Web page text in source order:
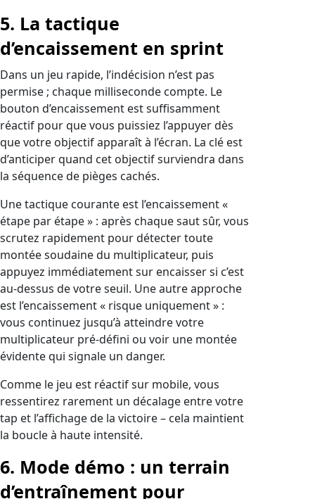
5. La tactique
d’encaissement en sprint
Dans un jeu rapide, l’indécision n’est pas
permise ; chaque milliseconde compte. Le
bouton d’encaissement est suffisamment
réactif pour que vous puissiez l’appuyer dès
que votre objectif apparaît à l’écran. La clé est
d’anticiper quand cet objectif surviendra dans
la séquence de pièges cachés.
Une tactique courante est l’encaissement «
étape par étape » : après chaque saut sûr, vous
scrutez rapidement pour détecter toute
montée soudaine du multiplicateur, puis
appuyez immédiatement sur encaisser si c’est
au‑dessus de votre seuil. Une autre approche
est l’encaissement « risque uniquement » :
vous continuez jusqu’à atteindre votre
multiplicateur pré‑défini ou voir une montée
évidente qui signale un danger.
Comme le jeu est réactif sur mobile, vous
ressentirez rarement un décalage entre votre
tap et l’affichage de la victoire – cela maintient
la boucle à haute intensité.
6. Mode démo : un terrain
d’entraînement pour